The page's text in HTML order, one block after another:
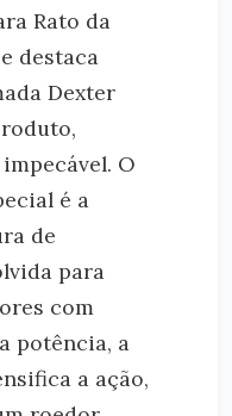
Rato da
destaca
Dexter
O
é a
de
para
com
potência, a
a ação,